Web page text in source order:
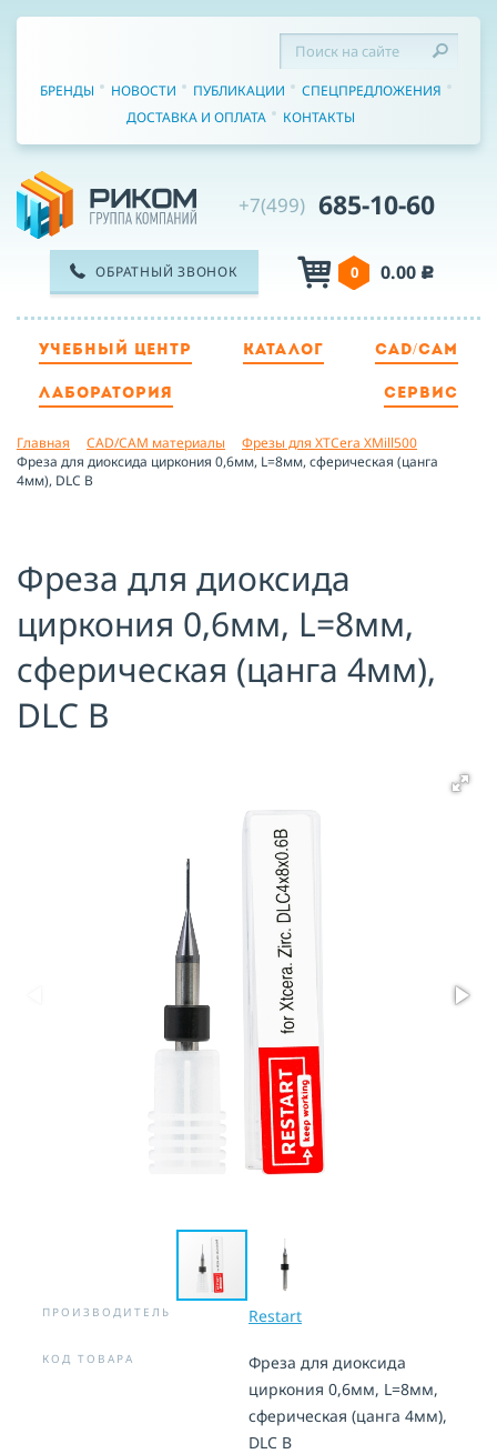
БРЕНДЫ НОВОСТИ ПУБЛИКАЦИИ
СПЕЦПРЕДЛОЖЕНИЯ
ДОСТАВКА И ОПЛАТА
КОНТАКТЫ
+7(499) 685-10-60
ОБРАТНЫЙ ЗВОНОК 0 0.00 c
ИМЯ
конфиденциальностии даю согласие
наобработку персональных данных
ОТПРАВИТЬ
УЧЕБНЫЙ ЦЕНТР КАТАЛОГ CAD/CAM
ЛАБОРАТОРИЯ СЕРВИС
Главная CAD/CAM материалы
Фрезы для XTCera XMill500
Фреза для диоксида циркония 0,6мм, L=8мм, сферическая (цанга
4мм), DLC B
Фреза для диоксида
циркония 0,6мм, L=8мм,
сферическая (цанга 4мм),
DLC B
ПРОИЗВОДИТЕЛЬ Restart
КОД ТОВАРА
Фреза для диоксида
циркония 0,6мм, L=8мм,
сферическая (цанга 4мм),
DLC B